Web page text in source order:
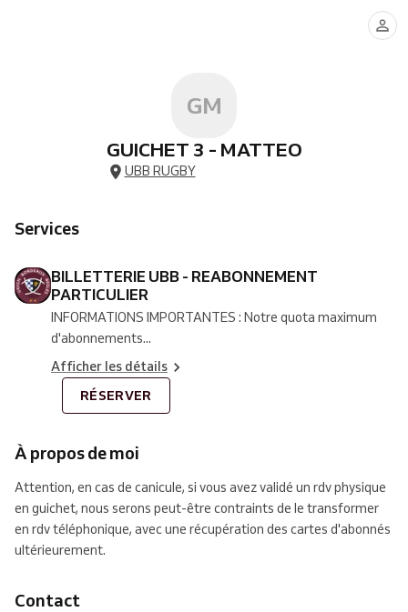
GM
GUICHET 3 - MATTEO
UBB RUGBY
Services
BILLETTERIE UBB - REABONNEMENT
PARTICULIER
INFORMATIONS IMPORTANTES : Notre quota maximum
d'abonnements...
Afficher les détails
RÉSERVER
À propos de moi
Attention, en cas de canicule, si vous avez validé un rdv physique
en guichet, nous serons peut-être contraints de le transformer
en rdv téléphonique, avec une récupération des cartes d'abonnés
ultérieurement.
Contact